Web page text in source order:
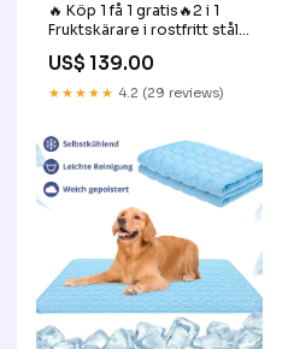
🔥 Köp 1 få 1 gratis🔥2 i 1
Fruktskärare i rostfritt stål
Gaffelskivare Antal:🔥🔥Köp
2 få 3 gratis
US$ 139.00
★★★★★ 4.2 (29 reviews)